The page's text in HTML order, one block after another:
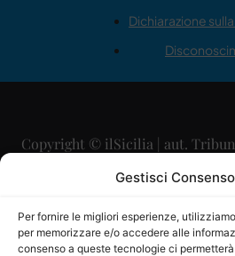
Gestisci
Per fornire le migliori esperienze,
per memorizzare e/o accedere alle
consenso a queste tecnologie ci
Dichiarazione
Copyright © ilSicilia | aut.
29/09/2015
Direttore Editoriale: